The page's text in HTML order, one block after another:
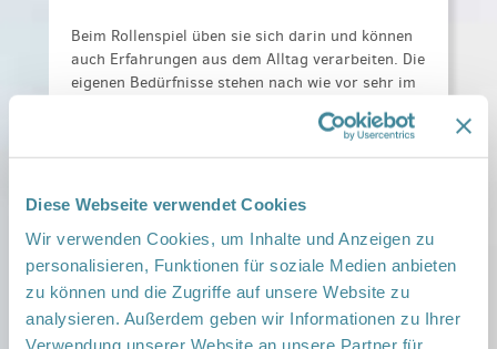
Diese Webseite verwendet Cookies
Wir verwenden Cookies, um Inhalte und Anzeigen zu
personalisieren, Funktionen für soziale Medien anbieten
zu können und die Zugriffe auf unsere Website zu
analysieren. Außerdem geben wir Informationen zu Ihrer
Verwendung unserer Website an unsere Partner für
Beim Rollenspiel üben sie sich darin und können
auch Erfahrungen aus dem Alltag verarbeiten. Die
eigenen Bedürfnisse stehen nach wie vor sehr im
zu schämen und schuldig zu fühlen, wenn sie
einer emotionalen Berg- und Talfahrt. Sie wollen
selbstständig sein und mitbestimmen.
Kinder dürfen ihren eigenen Willen haben, das ist
gut und wichtig. Dabei brauchen sie aber von